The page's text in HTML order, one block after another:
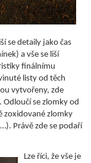
se detaily jako čas
a vše se liší
finálnímu
listy od těch
vytvořeny, zde
Odloučí se zlomky od
zoxidované zlomky
Právě zde se podaří
Lze říci, že vše je